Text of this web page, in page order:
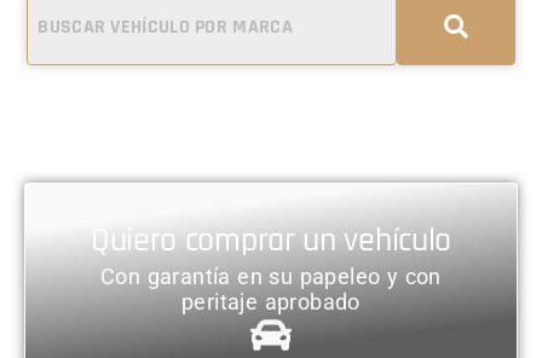
Quiero comprar un vehículo
Con garantía en su papeleo y con
peritaje aprobado